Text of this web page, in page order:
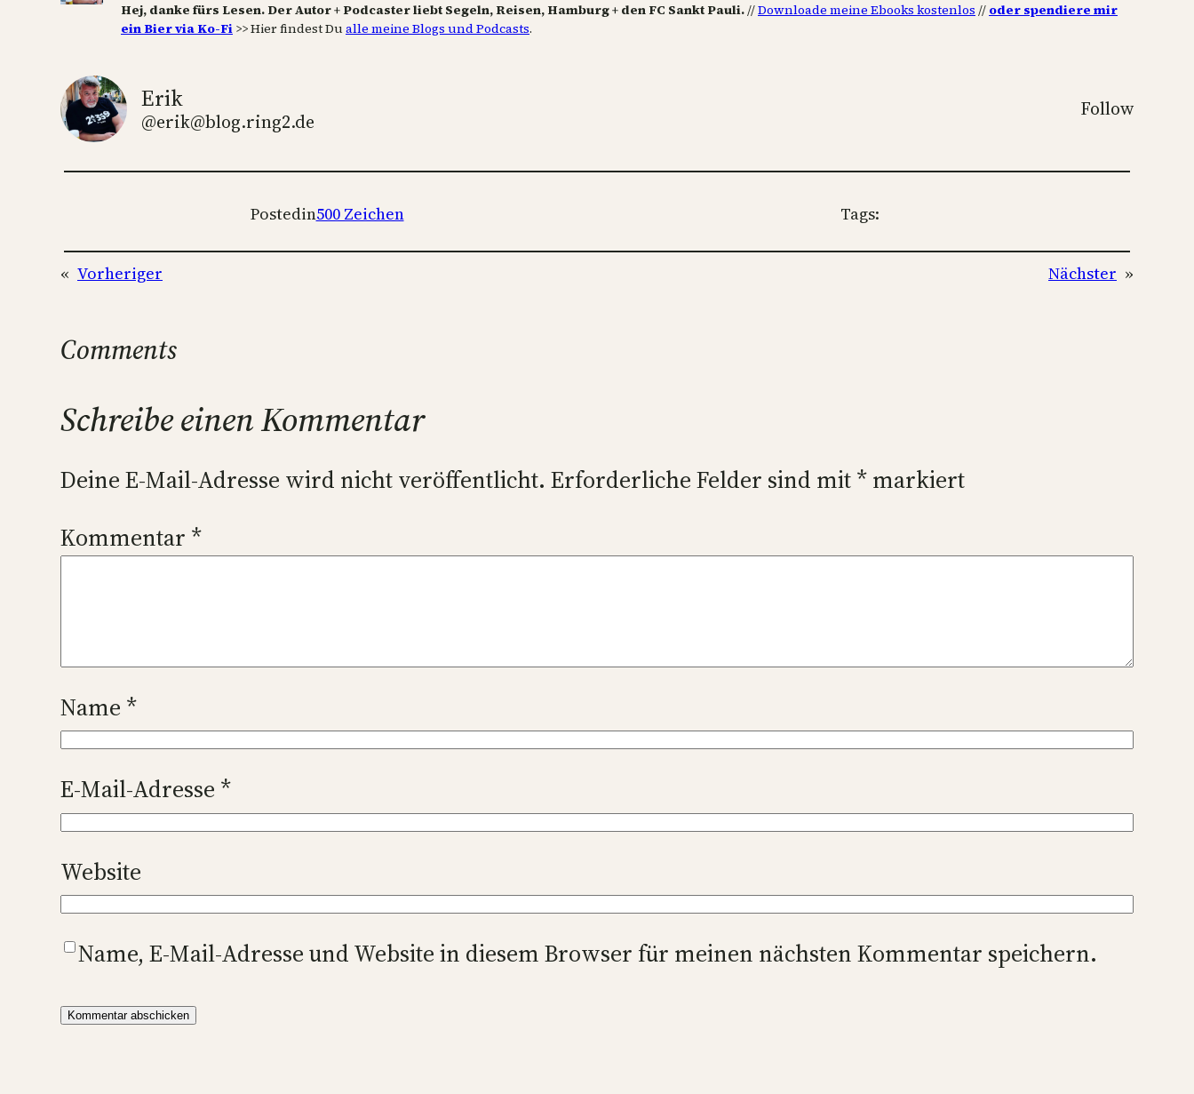
Hej, danke fürs Lesen. Der Autor + Podcaster liebt Segeln, Reisen, Hamburg + den FC Sankt Pauli.//Downloade meine Ebooks kostenlos // oder spendiere mir
ein Bier via Ko-Fi >> Hier findest Du alle meine Blogs und Podcasts.
Erik
@erik@blog.ring2.de
Follow
Postedin500 Zeichen Tags:
« Vorheriger Nächster »
Comments
Schreibe einen Kommentar
Deine E-Mail-Adresse wird nicht veröffentlicht. Erforderliche Felder sind mit*markiert
Kommentar *
Name *
E-Mail-Adresse *
Website
Name, E-Mail-Adresse und Website in diesem Browser für meinen nächsten Kommentar speichern.